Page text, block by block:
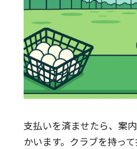
支払いを済ませたら、案
かいます。クラブを持っ